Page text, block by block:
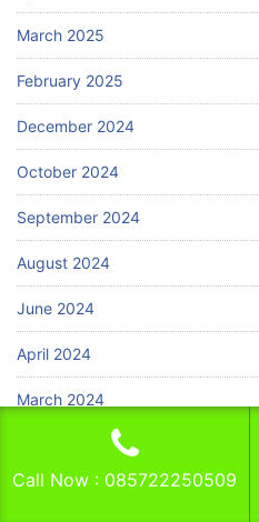
March 2025
February 2025
December 2024
October 2024
September 2024
August 2024
June 2024
April 2024
March 2024
Categories
Call Now : 085722250509